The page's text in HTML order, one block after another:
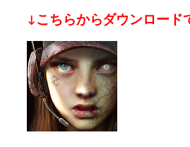
↓こちらからダウンロード